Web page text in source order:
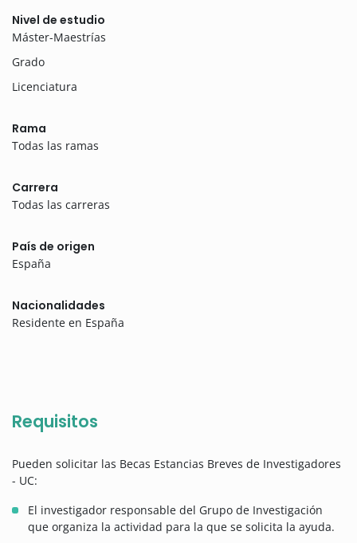
Nivel de estudio
Máster-Maestrías
Grado
Licenciatura
Rama
Todas las ramas
Carrera
Todas las carreras
País de origen
España
Nacionalidades
Residente en España
Requisitos
Pueden solicitar las Becas Estancias Breves de Investigadores
- UC:
El investigador responsable del Grupo de Investigación
que organiza la actividad para la que se solicita la ayuda.